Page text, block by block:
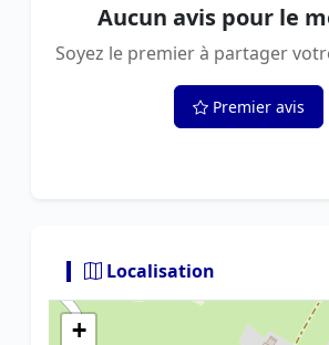
Aucun avis pour le
Soyez le premier à partager
Premier avis
Localisation
+